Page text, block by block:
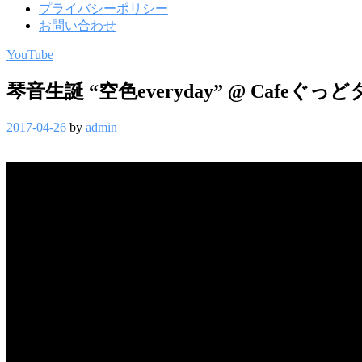
プライバシーポリシー
お問い合わせ
YouTube
琴音生誕 “空色everyday” @ Cafeぐっど
2017-04-26 by admin